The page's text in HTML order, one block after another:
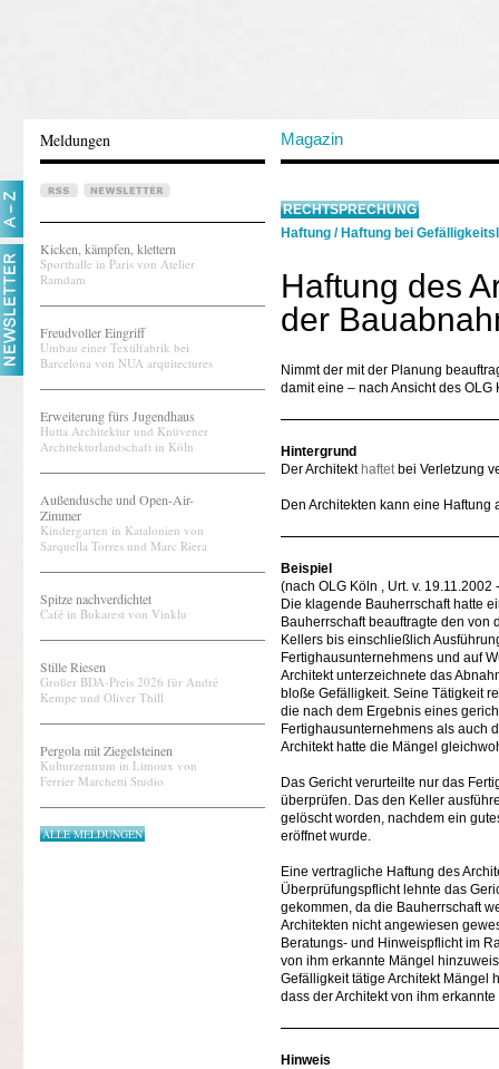
Meldungen Magazin
Kicken, kämpfen, klettern
Sporthalle in Paris von Atelier
Ramdam
Freudvoller Eingriff
Umbau einer Textilfabrik bei
Barcelona von NUA arquitectures
Erweiterung fürs Jugendhaus
Hutta Architektur und Knüvener
Architekturlandschaft in Köln
Außendusche und Open-Air-
Zimmer
Kindergarten in Katalonien von
Sarquella Torres und Marc Riera
Spitze nachverdichtet
Café in Bukarest von Vinklu
Stille Riesen
Großer BDA-Preis 2026 für André
Kempe und Oliver Thill
Pergola mit Ziegelsteinen
Kulturzentrum in Limoux von
Ferrier Marchetti Studio
ALLE MELDUNGEN
RECHTSPRECHUNG
Haftung / Haftung bei
Haftung des
der
Nimmt der mit der Planung
damit eine – nach Ansicht des
Hintergrund
Der Architekt haftetbei Verletzung
Den Architekten kann eine Haftung
Beispiel
(nach OLG Köln , Urt. v.
Die klagende Bauherrschaft hatte
Bauherrschaft beauftragte den von
Kellers bis einschließlich
Fertighausunternehmens und auf
Architekt unterzeichnete das
bloße Gefälligkeit. Seine Tätigkeit
die nach dem Ergebnis eines
Fertighausunternehmens als auch
Architekt hatte die Mängel
Das Gericht verurteilte nur das
überprüfen. Das den Keller
gelöscht worden, nachdem ein
eröffnet wurde.
Eine vertragliche Haftung des
Überprüfungspflicht lehnte das
gekommen, da die Bauherrschaft
Architekten nicht angewiesen
Beratungs- und Hinweispflicht im
von ihm erkannte Mängel
Gefälligkeit tätige Architekt Mängel
dass der Architekt von ihm
Hinweis